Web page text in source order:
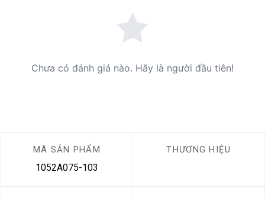
Chưa có đánh giá nào. Hãy là người đầu tiên!
MÃ SẢN PHẨM
1052A075-103
THƯƠNG HIỆU